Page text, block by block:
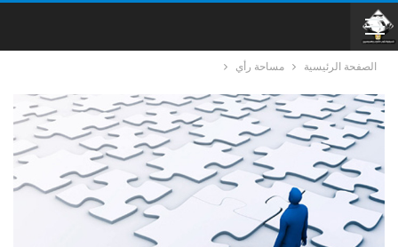
الصفحة الرئيسية مساحة رأي